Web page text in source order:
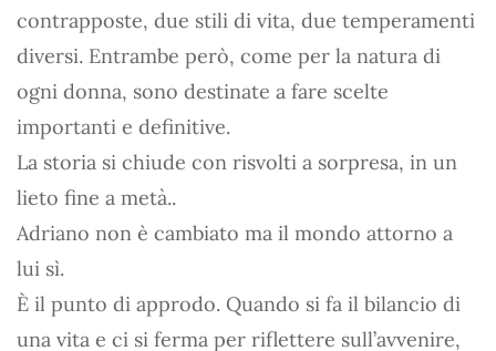
contrapposte, due stili di vita, due temperamenti
diversi. Entrambe però, come per la natura di
ogni donna, sono destinate a fare scelte
importanti e definitive.
La storia si chiude con risvolti a sorpresa, in un
lieto fine a metà..
Adriano non è cambiato ma il mondo attorno a
lui sì.
È il punto di approdo. Quando si fa il bilancio di
una vita e ci si ferma per riflettere sull’avvenire,